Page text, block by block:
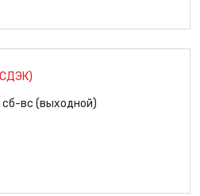
вс (выходной)